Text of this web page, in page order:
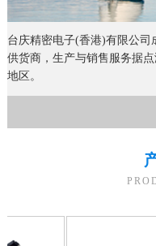
台庆精密电子(香港)有限公
供货商，生产与销售服务据
地区。